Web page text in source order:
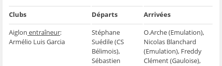
a
b
w
t
e
r
o
u
v
h
t
s
p
p
(
o
u
k
e
m
a
i
l
à
u
n
a
m
i
Clubs Départs
Arrivées
Aiglon entraîneur:
Armélio Luis Garcia
Stéphane
Suédile (CS
Bélimois),
Sébastien
O.Arche (Emulation),
Nicolas Blanchard
(Emulation), Freddy
Clément (Gauloise),